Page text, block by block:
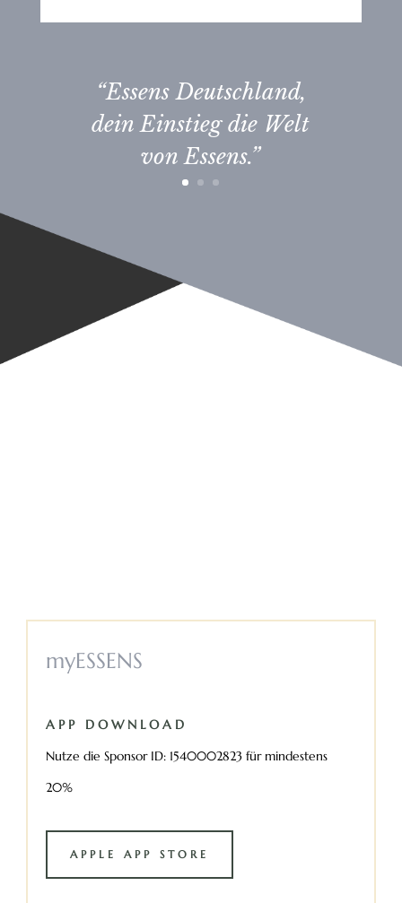
“Essens Deutschland,
dein Einstieg die Welt
von Essens.”
myESSENS
APP DOWNLOAD
Nutze die Sponsor ID: 1540002823 für mindestens
20%
APPLE APP STORE